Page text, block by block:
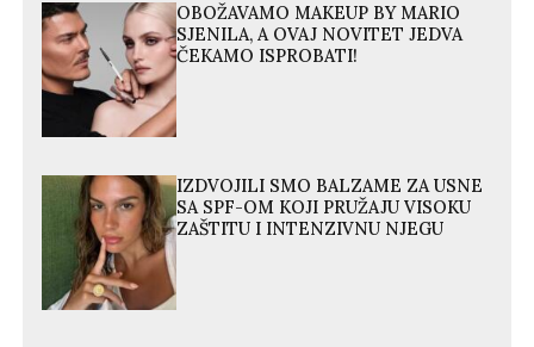
OBOŽAVAMO MAKEUP BY MARIO
SJENILA, A OVAJ NOVITET JEDVA
ČEKAMO ISPROBATI!
IZDVOJILI SMO BALZAME ZA USNE
SA SPF-OM KOJI PRUŽAJU VISOKU
ZAŠTITU I INTENZIVNU NJEGU